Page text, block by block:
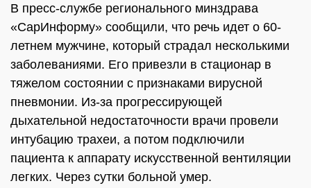
В пресс-службе регионального минздрава
«СарИнформу» сообщили, что речь идет о 60-
летнем мужчине, который страдал несколькими
заболеваниями. Его привезли в стационар в
тяжелом состоянии с признаками вирусной
пневмонии. Из-за прогрессирующей
дыхательной недостаточности врачи провели
интубацию трахеи, а потом подключили
пациента к аппарату искусственной вентиляции
легких. Через сутки больной умер.